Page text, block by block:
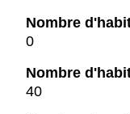
Nombre
0
Nombre
40